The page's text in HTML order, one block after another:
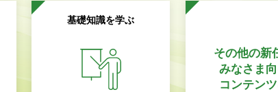
基礎知識を学ぶ
その他の新
みなさま
コンテン